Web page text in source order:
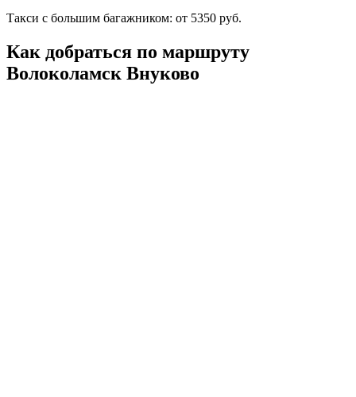
Такси с большим багажником: от 5350 руб.
Как добраться по маршруту
Волоколамск Внуково